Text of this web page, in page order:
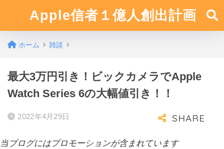
Apple信者１億人創出計画
ホーム 雑談
最大3万円引き！ビックカメラでApple
Watch Series 6の大幅値引き！！
2022年4月29日
当ブログにはプロモーションが含まれています